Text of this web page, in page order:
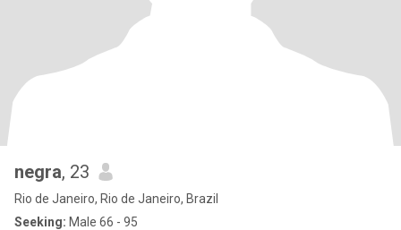
negra, 23
Rio de Janeiro, Rio de Janeiro, Brazil
Seeking: Male 66 - 95